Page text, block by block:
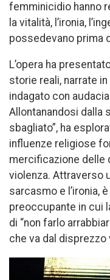
femminicidio hanno
la vitalità, l’ironia,
possedevano prima
L’opera ha
storie reali, narrate
indagato con
Allontanandosi dalla
sbagliato”, ha
influenze religiose
mercificazione delle
violenza. Attraverso
sarcasmo e l’ironia,
preoccupante in cui
di “non farlo
che va dal disprezzo